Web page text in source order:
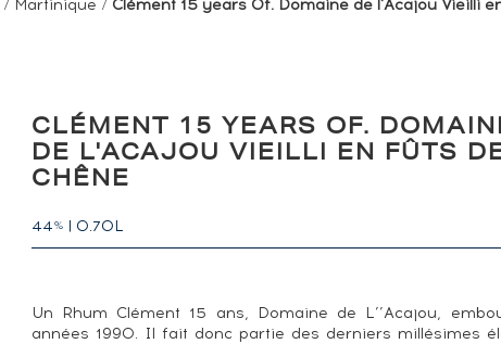
/ Martinique / Clément 15 years Of. Domaine de l'Acajou Vieilli
CLÉMENT 15 YEARS OF.
DE L'ACAJOU VIEILLI EN FÛTS
CHÊNE
44% | 0.70L
Un Rhum Clément 15 ans, Domaine de L’’Acajou,
années 1990. Il fait donc partie des derniers millésimes